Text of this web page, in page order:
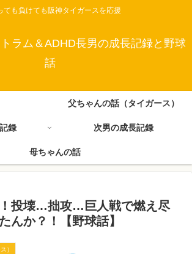
ても負けても阪神タイガースを応援
ラム＆ADHD長男の成長記録と野球
話
父ちゃんの話（タイガース）
録 次男の成長記録
母ちゃんの話
投壊…拙攻…巨人戦で燃え尽
んか？！【野球話】
）